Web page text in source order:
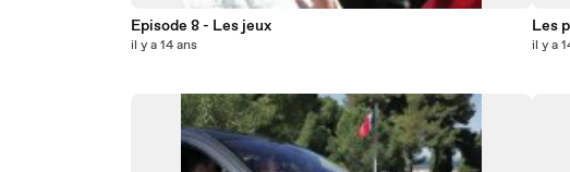
Episode 8 - Les jeux
il y a 14 ans
Les
il y a